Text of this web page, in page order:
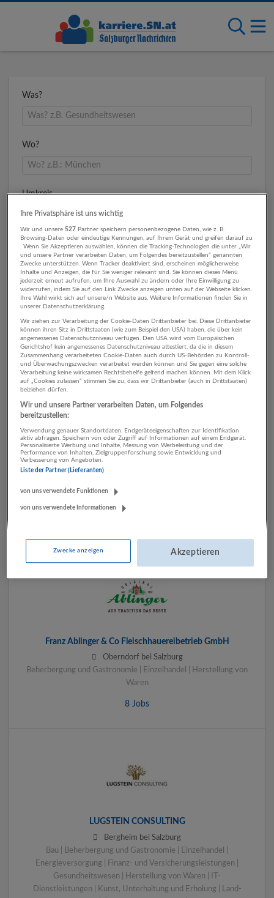
Was?
Wo?
Umkreis
3 Transport, Verkehr
Herstellung von Waren
Unternehmen
binderholz Gruppe
Bau | Herstellung von Waren | Land- und Forstwirtschaft
Franz Ablinger & Co Fleischhauereibetrieb GmbH
Oberndorf bei Salzburg
Beherbergung und Gastronomie | Einzelhandel | Herstellung von
Waren
8 Jobs
LUGSTEIN CONSULTING
Bergheim bei Salzburg
Bau | Beherbergung und Gastronomie | Einzelhandel |
Energieversorgung | Finanz- und Versicherungsleistungen |
Gesundheitswesen | Herstellung von Waren | IT-
Dienstleistungen | Kunst, Unterhaltung und Erholung | Land-
Ihre Privatsphäre ist uns wichtig
Wir und unsere527 Partner speichern personenbezogene Daten, wie z. B.
Browsing-Daten oder eindeutige Kennungen, auf Ihrem Gerät und greifen darauf zu
. Wenn Sie Akzeptieren auswählen, können die Tracking-Technologien die unter „Wir
und unsere Partner verarbeiten Daten, um Folgendes bereitzustellen“ genannten
Zwecke unterstützen. Wenn Tracker deaktiviert sind, erscheinen möglicherweise
Inhalte und Anzeigen, die für Sie weniger relevant sind. Sie können dieses Menü
jederzeit erneut aufrufen, um Ihre Auswahl zu ändern oder Ihre Einwilligung zu
widerrufen, indem Sie auf den Link Zwecke anzeigen unten auf der Webseite klicken.
Ihre Wahl wirkt sich auf unsere/n Website aus. Weitere Informationen finden Sie in
unserer Datenschutzerklärung.
Wir ziehen zur Verarbeitung der Cookie-Daten Drittanbieter bei. Diese Drittanbieter
können ihren Sitz in Drittstaaten (wie zum Beispiel den USA) haben, die über kein
angemessenes Datenschutzniveau verfügen. Den USA wird vom Europäischen
Gerichtshof kein angemessenes Datenschutzniveau attestiert, da die in diesem
Zusammenhang verarbeiteten Cookie-Daten auch durch US-Behörden zu Kontroll-
und Überwachungszwecken verarbeitet werden können und Sie gegen eine solche
Verarbeitung keine wirksamen Rechtsbehelfe geltend machen können. Mit dem Klick
auf „Cookies zulassen“ stimmen Sie zu, dass wir Drittanbieter (auch in Drittstaaten)
beiziehen dürfen.
Wir und unsere Partner verarbeiten Daten, um Folgendes
bereitzustellen:
Verwendung genauer Standortdaten. Endgeräteeigenschaften zur Identifikation
aktiv abfragen. Speichern von oder Zugriff auf Informationen auf einem Endgerät.
Personalisierte Werbung und Inhalte, Messung von Werbeleistung und der
Performance von Inhalten, Zielgruppenforschung sowie Entwicklung und
Verbesserung von Angeboten.
Liste der Partner (Lieferanten)
von uns verwendete Funktionen
von uns verwendete Informationen
Zwecke anzeigen Akzeptieren